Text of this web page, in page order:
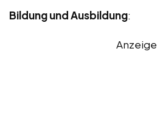
Bildung und Ausbildung:
Anzeige